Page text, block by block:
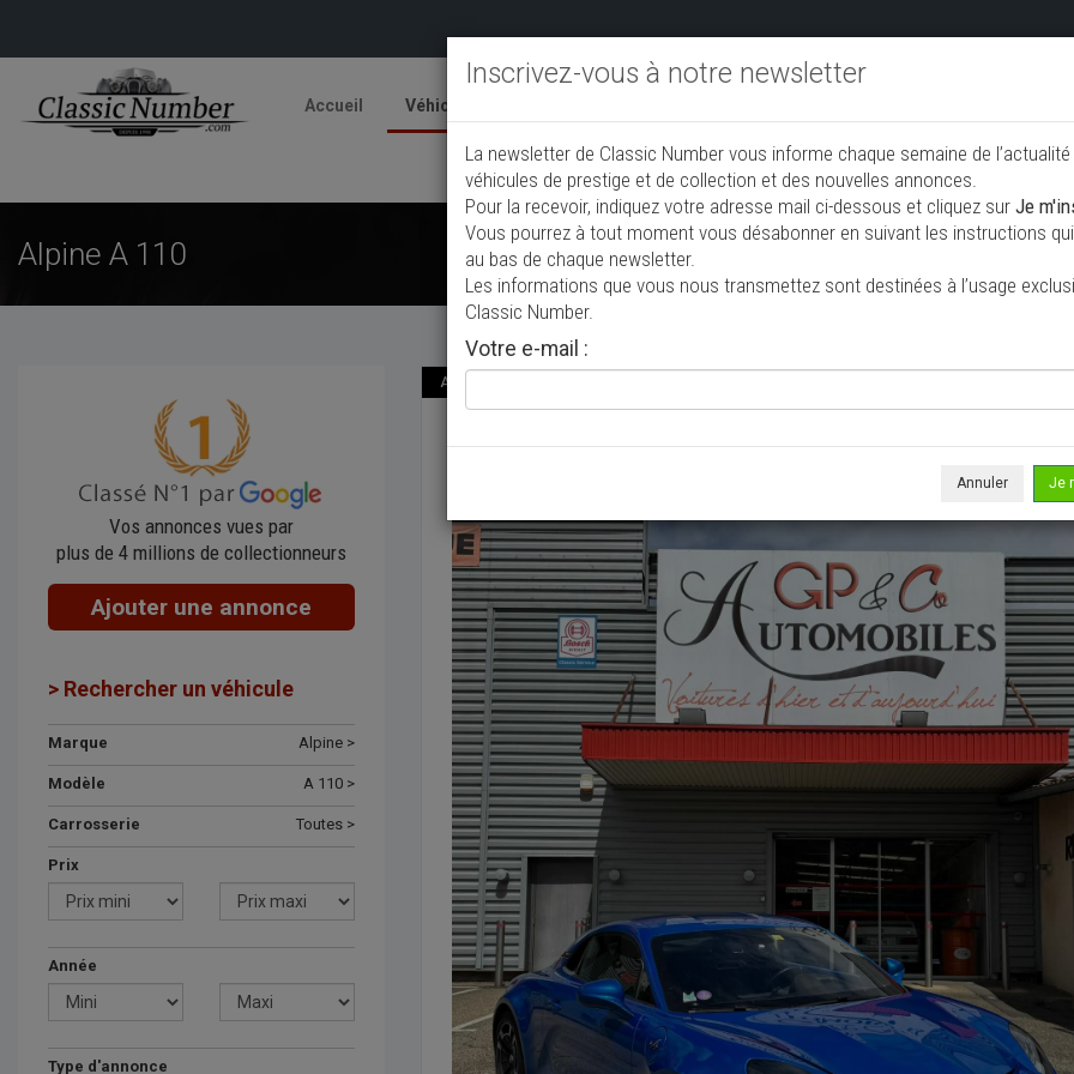
Accueil Véhicules
Ajouter une annonce
Alpine A 110
Vos annonces vues par
plus de 4 millions de collectionneurs
Ajouter une annonce
> Rechercher un véhicule
Marque Alpine >
Modèle A 110 >
Carrosserie Toutes >
Prix
Année
Type d'annonce
Annonce actualisée le 03/07/2026 ( il y a 34 jours )
Alpine A 110
Inscrivez-vous à notre newsletter
La newsletter de Classic Number vous informe chaque semaine de
véhicules de prestige et de collection et des nouvelles annonces.
Pour la recevoir, indiquez votre adresse mail ci-dessous et cliquez sur Je
Vous pourrez à tout moment vous désabonner en suivant les instructions
au bas de chaque newsletter.
Les informations que vous nous transmettez sont destinées à l’usage
Classic Number.
Votre e-mail :
Annuler Je